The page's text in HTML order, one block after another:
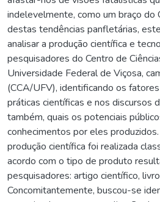
indelevelmente, como um braço do
destas tendências panfletárias,
analisar a produção científica e
pesquisadores do Centro de
Universidade Federal de Viçosa,
(CCA/UFV), identificando os
práticas científicas e nos discursos
também, quais os potenciais
conhecimentos por eles
produção científica foi realizada
acordo com o tipo de produto
pesquisadores: artigo científico,
Concomitantemente, buscou-se